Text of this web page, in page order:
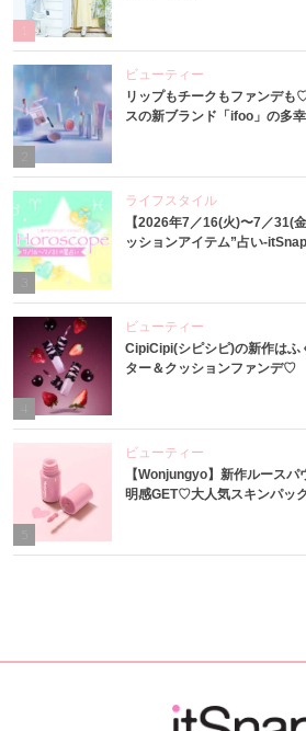
ビューティー
リップもチークもファンデ
スの新ブランド「ifoo」の多
3
ライフスタイル
【2026年7／16(火)〜7／31(
ッションアイテム”占い-
4
ビューティー
CipiCipi(シピシピ)の新作はふ
ター＆クッションファンデ♡
ビューティー
【Wonjungyo】新作ルース
明感GET♡大人気スキンパッ